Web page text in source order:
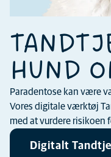
HUND
Paradentose kan være
Vores digitale værktøj
med at vurdere risikoen
Digitalt